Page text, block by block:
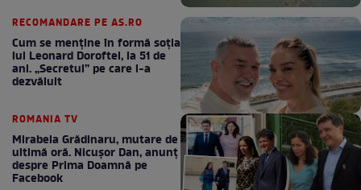
RECOMANDARE PE AS.RO
Cum se menţine în formă soţia
lui Leonard Doroftei, la 51 de
ani. „Secretul” pe care l-a
dezvăluit
ROMANIA TV
Mirabela Grădinaru, mutare de
ultimă oră. Nicuşor Dan, anunţ
despre Prima Doamnă pe
Facebook